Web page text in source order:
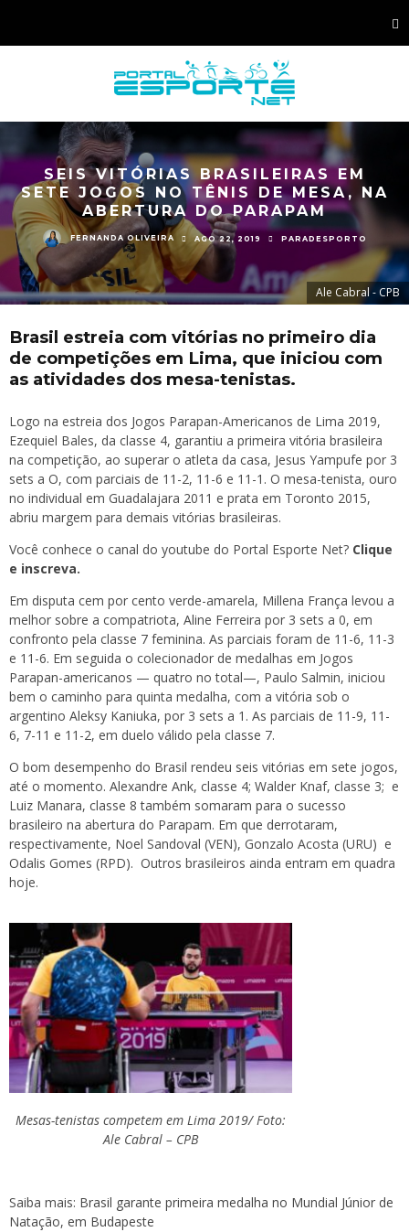
SEIS VITÓRIAS BRASILEIRAS EM
SETE JOGOS NO TÊNIS DE MESA, NA
ABERTURA DO PARAPAM
FERNANDA OLIVEIRA AGO 22, 2019 PARADESPORTO
Ale Cabral - CPB
Brasil estreia com vitórias no primeiro dia
de competições em Lima, que iniciou com
as atividades dos mesa-tenistas.
Logo na estreia dos Jogos Parapan-Americanos de Lima 2019,
Ezequiel Bales, da classe 4, garantiu a primeira vitória brasileira
na competição, ao superar o atleta da casa, Jesus Yampufe por 3
sets a O, com parciais de 11-2, 11-6 e 11-1. O mesa-tenista, ouro
no individual em Guadalajara 2011 e prata em Toronto 2015,
abriu margem para demais vitórias brasileiras.
Você conhece o canal do youtube do Portal Esporte Net? Clique
e inscreva.
Em disputa cem por cento verde-amarela, Millena França levou a
melhor sobre a compatriota, Aline Ferreira por 3 sets a 0, em
confronto pela classe 7 feminina. As parciais foram de 11-6, 11-3
e 11-6. Em seguida o colecionador de medalhas em Jogos
Parapan-americanos — quatro no total—, Paulo Salmin, iniciou
bem o caminho para quinta medalha, com a vitória sob o
argentino Aleksy Kaniuka, por 3 sets a 1. As parciais de 11-9, 11-
6, 7-11 e 11-2, em duelo válido pela classe 7.
O bom desempenho do Brasil rendeu seis vitórias em sete jogos,
até o momento. Alexandre Ank, classe 4; Walder Knaf, classe 3; e
Luiz Manara, classe 8 também somaram para o sucesso
brasileiro na abertura do Parapam. Em que derrotaram,
respectivamente, Noel Sandoval (VEN), Gonzalo Acosta (URU) e
Odalis Gomes (RPD). Outros brasileiros ainda entram em quadra
hoje.
Mesas-tenistas competem em Lima 2019/ Foto:
Ale Cabral – CPB
Saiba mais: Brasil garante primeira medalha no Mundial Júnior de
Natação, em Budapeste